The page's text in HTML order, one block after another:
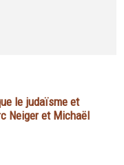
le judaïsme et
Neiger et Michaël